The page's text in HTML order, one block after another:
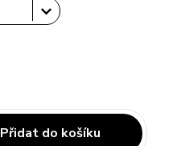
Přidat do košíku